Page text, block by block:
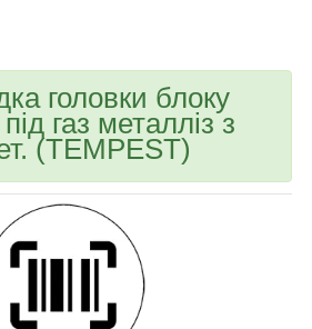
головки блоку
газ металліз з
(TEMPEST)